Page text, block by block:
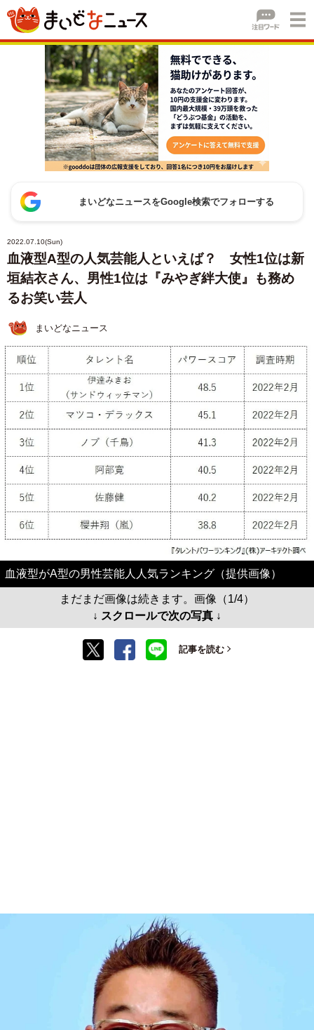
まいどなニュースをGoogle検索でフォローする
2022.07.10(Sun)
血液型A型の人気芸能人といえば？ 女性1位は新
垣結衣さん、男性1位は『みやぎ絆大使』も務め
るお笑い芸人
まいどなニュース
血液型がA型の男性芸能人人気ランキング（提供画像）
まだまだ画像は続きます。画像（1/4）
↓ スクロールで次の写真 ↓
記事を読む